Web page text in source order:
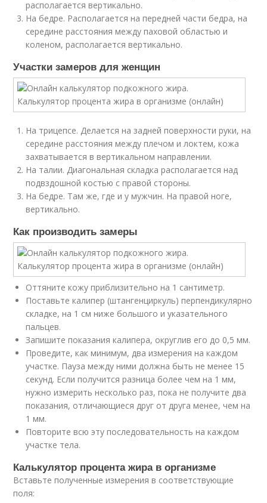
располагается вертикально.
На бедре. Располагается на передней части бедра, на
середине расстояния между паховой областью и
коленом, располагается вертикально.
Участки замеров для женщин
На трицепсе. Делается на задней поверхности руки, на
середине расстояния между плечом и локтем, кожа
захватывается в вертикальном направлении.
На талии. Диагональная складка располагается над
подвздошной костью с правой стороны.
На бедре. Там же, где и у мужчин. На правой ноге,
вертикально.
Как производить замеры
Оттяните кожу приблизительно на 1 сантиметр.
Поставьте калипер (штангенциркуль) перпендикулярно
складке, на 1 см ниже большого и указательного
пальцев.
Запишите показания калипера, округлив его до 0,5 мм.
Проведите, как минимум, два измерения на каждом
участке. Пауза между ними должна быть не менее 15
секунд. Если получится разница более чем на 1 мм,
нужно измерить несколько раз, пока не получите два
показания, отличающиеся друг от друга менее, чем на
1 мм.
Повторите всю эту последовательность на каждом
участке тела.
Калькулятор процента жира в организме
Вставьте полученные измерения в соответствующие
поля: